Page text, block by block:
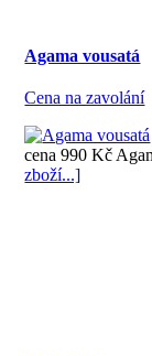
Agama vousatá
Cena na zavolání
cena 990 Kč
zboží...]